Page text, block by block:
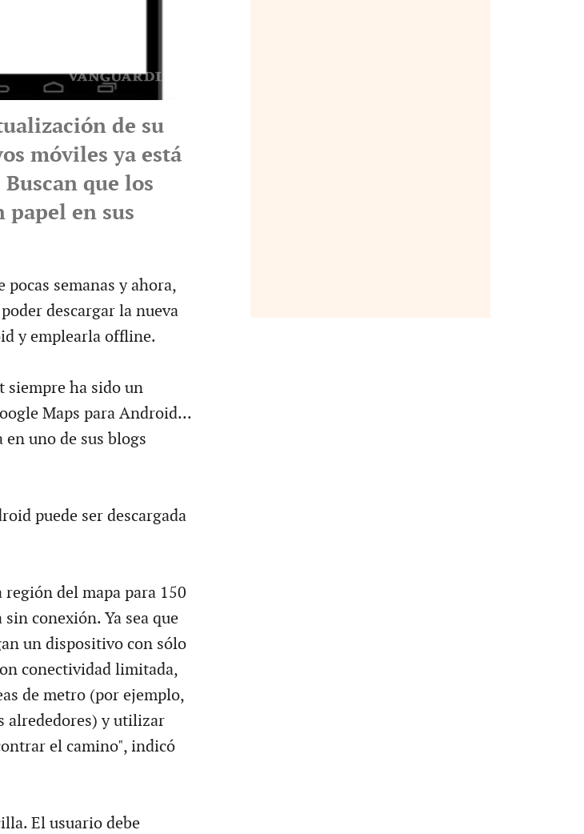
de su
móviles ya está
que los
papel en sus
semanas y ahora,
descargar la nueva
y emplearla offline.
siempre ha sido un
Maps para Android...
uno de sus blogs
puede ser descargada
región del mapa para 150
conexión. Ya sea que
un dispositivo con sólo
conectividad limitada,
de metro (por ejemplo,
alrededores) y utilizar
el camino", indicó
El usuario debe